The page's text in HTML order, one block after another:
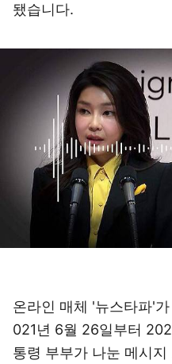
됐습니다.
온라인 매체 '뉴스타파'
021년 6월 26일부터
통령 부부가 나눈 메시